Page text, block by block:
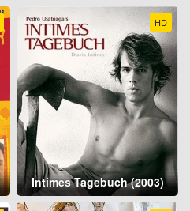
HD
Intimes Tagebuch (2003)